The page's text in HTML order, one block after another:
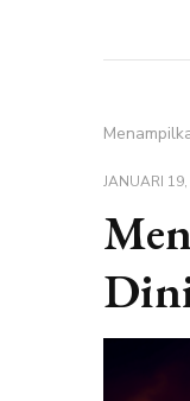
JANUARI